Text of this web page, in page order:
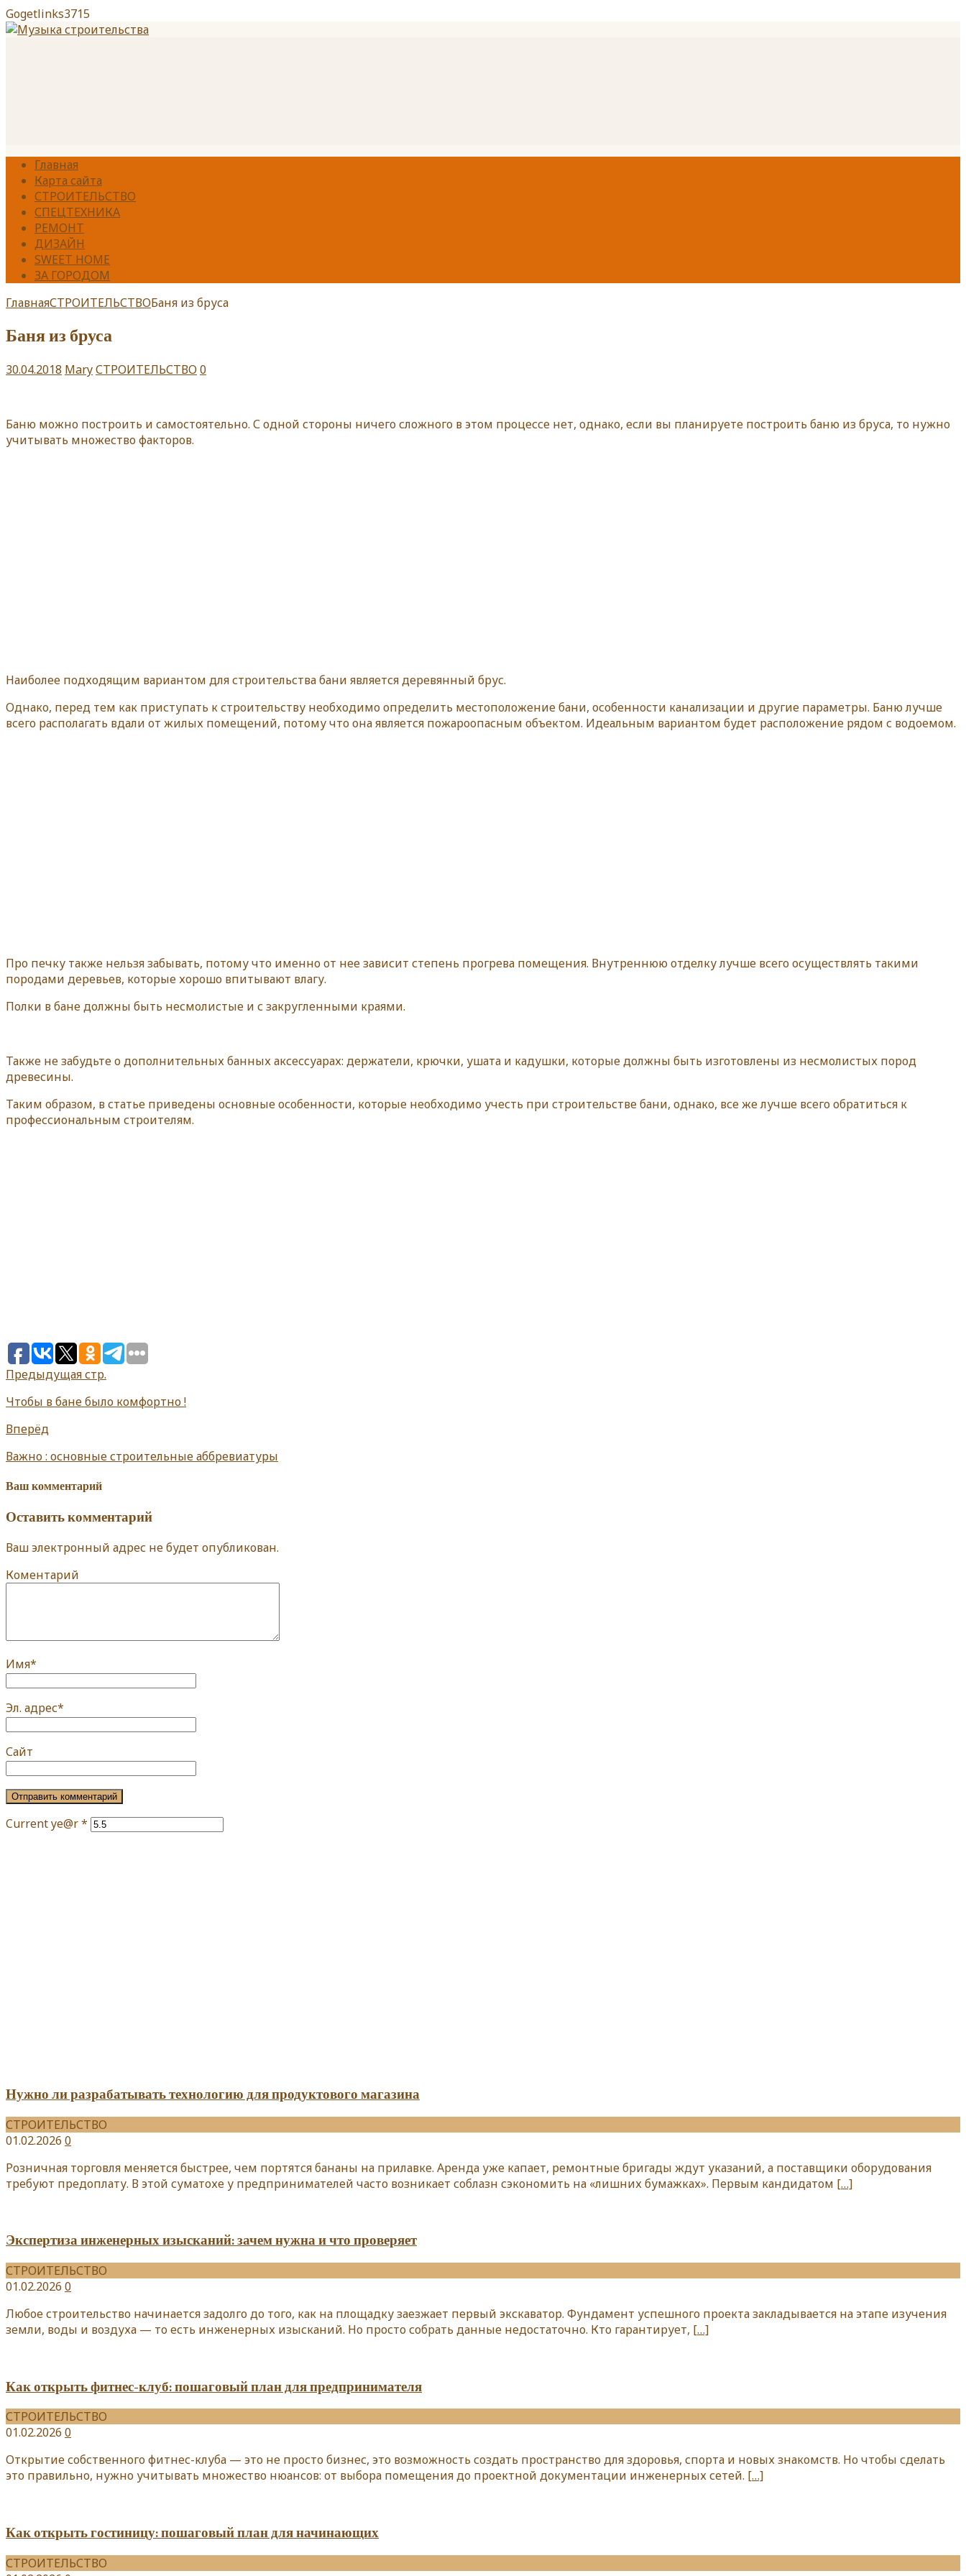
Gogetlinks3715
Главная
Карта сайта
СТРОИТЕЛЬСТВО
СПЕЦТЕХНИКА
РЕМОНТ
ДИЗАЙН
SWEET HOME
ЗА ГОРОДОМ
ГлавнаяСТРОИТЕЛЬСТВОБаня из бруса
Баня из бруса
30.04.2018 MaryСТРОИТЕЛЬСТВО 0
Баню можно построить и самостоятельно. С одной стороны ничего сложного в этом процессе нет, однако, если вы планируете построить баню из бруса, то нужно
учитывать множество факторов.
Наиболее подходящим вариантом для строительства бани является деревянный брус.
Однако, перед тем как приступать к строительству необходимо определить местоположение бани, особенности канализации и другие параметры. Баню лучше
всего располагать вдали от жилых помещений, потому что она является пожароопасным объектом. Идеальным вариантом будет расположение рядом с водоемом.
Про печку также нельзя забывать, потому что именно от нее зависит степень прогрева помещения. Внутреннюю отделку лучше всего осуществлять такими
породами деревьев, которые хорошо впитывают влагу.
Полки в бане должны быть несмолистые и с закругленными краями.
Также не забудьте о дополнительных банных аксессуарах: держатели, крючки, ушата и кадушки, которые должны быть изготовлены из несмолистых пород
древесины.
Таким образом, в статье приведены основные особенности, которые необходимо учесть при строительстве бани, однако, все же лучше всего обратиться к
профессиональным строителям.
Предыдущая стр.
Чтобы в бане было комфортно !
Вперёд
Важно : основные строительные аббревиатуры
Ваш комментарий
Оставить комментарий
Ваш электронный адрес не будет опубликован.
Коментарий
Имя*
Эл. адрес*
Сайт
Current ye@r*
Нужно ли разрабатывать технологию для продуктового магазина
СТРОИТЕЛЬСТВО
01.02.2026 0
Розничная торговля меняется быстрее, чем портятся бананы на прилавке. Аренда уже капает, ремонтные бригады ждут указаний, а поставщики оборудования
требуют предоплату. В этой суматохе у предпринимателей часто возникает соблазн сэкономить на «лишних бумажках». Первым кандидатом […]
Экспертиза инженерных изысканий: зачем нужна и что проверяет
СТРОИТЕЛЬСТВО
01.02.2026 0
Любое строительство начинается задолго до того, как на площадку заезжает первый экскаватор. Фундамент успешного проекта закладывается на этапе изучения
земли, воды и воздуха — то есть инженерных изысканий. Но просто собрать данные недостаточно. Кто гарантирует, […]
Как открыть фитнес-клуб: пошаговый план для предпринимателя
СТРОИТЕЛЬСТВО
01.02.2026 0
Открытие собственного фитнес-клуба — это не просто бизнес, это возможность создать пространство для здоровья, спорта и новых знакомств. Но чтобы сделать
это правильно, нужно учитывать множество нюансов: от выбора помещения до проектной документации инженерных сетей. […]
Как открыть гостиницу: пошаговый план для начинающих
СТРОИТЕЛЬСТВО